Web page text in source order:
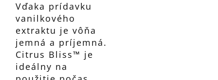
Vďaka prídavku
vanilkového
extraktu je vôňa
jemná a príjemná.
Citrus Bliss™ je
ideálny na